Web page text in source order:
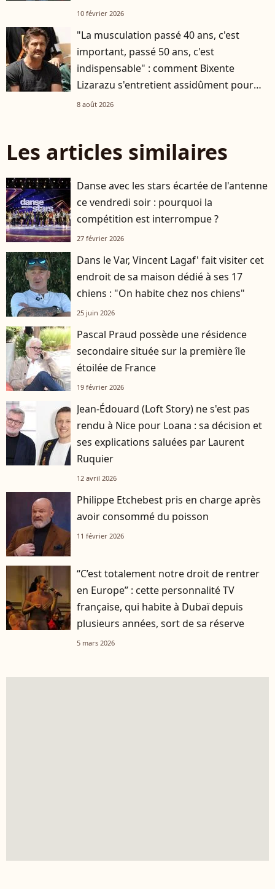
10 février 2026
"La musculation passé 40 ans, c'est
important, passé 50 ans, c'est
indispensable" : comment Bixente
Lizarazu s'entretient assidûment pour
rester musclé à 56 ans ?
8 août 2026
Les articles similaires
Danse avec les stars écartée de l'antenne
ce vendredi soir : pourquoi la
compétition est interrompue ?
27 février 2026
Dans le Var, Vincent Lagaf' fait visiter cet
endroit de sa maison dédié à ses 17
chiens : "On habite chez nos chiens"
25 juin 2026
Pascal Praud possède une résidence
secondaire située sur la première île
étoilée de France
19 février 2026
Jean-Édouard (Loft Story) ne s'est pas
rendu à Nice pour Loana : sa décision et
ses explications saluées par Laurent
Ruquier
12 avril 2026
Philippe Etchebest pris en charge après
avoir consommé du poisson
11 février 2026
“C’est totalement notre droit de rentrer
en Europe” : cette personnalité TV
française, qui habite à Dubaï depuis
plusieurs années, sort de sa réserve
5 mars 2026